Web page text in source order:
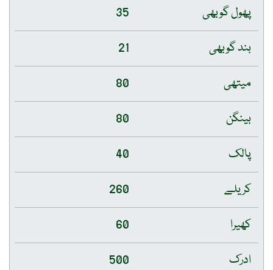
پھول گوبھی
35
بند گوبھی
21
میتھی
80
بینگن
80
پالک
40
کریلے
260
کھیرا
60
ادرک
500